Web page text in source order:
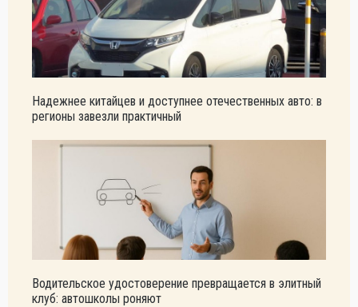
Надежнее китайцев и доступнее отечественных авто: в
регионы завезли практичный
Водительское удостоверение превращается в элитный
клуб: автошколы роняют